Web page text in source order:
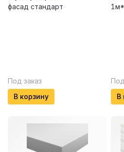
фасад стандарт
Под заказ
В корзину
В